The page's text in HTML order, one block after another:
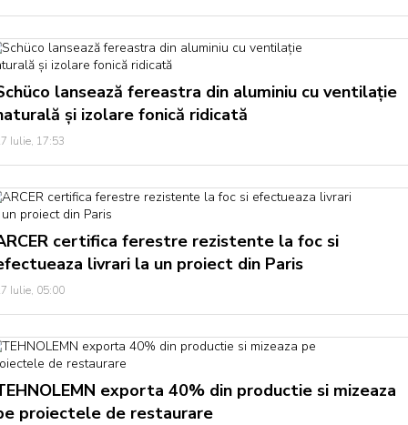
lansează fereastra din aluminiu cu ventilație
și izolare fonică ridicată
Iulie, 17:53
certifica ferestre rezistente la foc si
livrari la un proiect din Paris
Iulie, 05:00
exporta 40% din productie si mizeaza
proiectele de restaurare